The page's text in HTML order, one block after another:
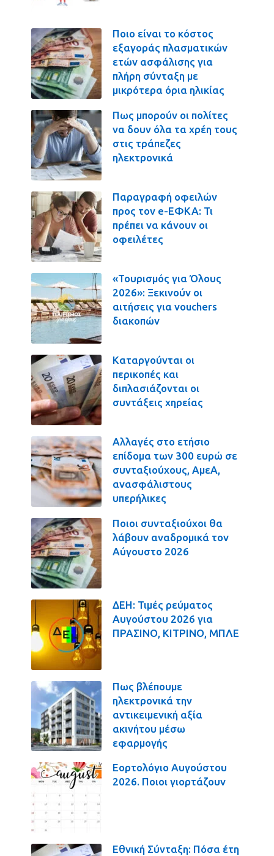
Ποιο είναι το κόστος
εξαγοράς πλασματικών
ετών ασφάλισης για
πλήρη σύνταξη με
μικρότερα όρια ηλικίας
Πως μπορούν οι πολίτες
να δουν όλα τα χρέη τους
στις τράπεζες
ηλεκτρονικά
Παραγραφή οφειλών
προς τον e-ΕΦΚΑ: Τι
πρέπει να κάνουν οι
οφειλέτες
«Τουρισμός για Όλους
2026»: Ξεκινούν οι
αιτήσεις για vouchers
διακοπών
Καταργούνται οι
περικοπές και
διπλασιάζονται οι
συντάξεις χηρείας
Αλλαγές στο ετήσιο
επίδομα των 300 ευρώ σε
συνταξιούχους, ΑμεΑ,
ανασφάλιστους
υπερήλικες
Ποιοι συνταξιούχοι θα
λάβουν αναδρομικά τον
Αύγουστο 2026
ΔΕΗ: Τιμές ρεύματος
Αυγούστου 2026 για
ΠΡΑΣΙΝΟ, ΚΙΤΡΙΝΟ, ΜΠΛΕ
Πως βλέπουμε
ηλεκτρονικά την
αντικειμενική αξία
ακινήτου μέσω
εφαρμογής
Εορτολόγιο Αυγούστου
2026. Ποιοι γιορτάζουν
Εθνική Σύνταξη: Πόσα έτη